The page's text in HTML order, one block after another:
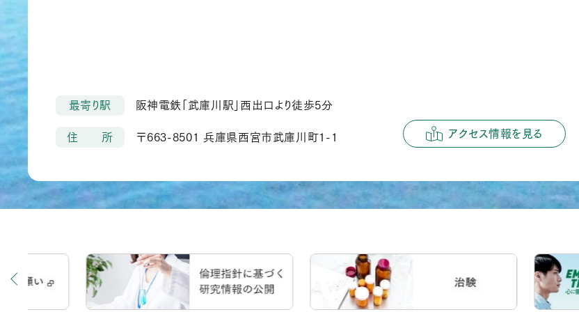
最寄り駅 阪神電鉄「武庫川駅」西出口より徒歩5分
住 所 〒663-8501 兵庫県西宮市武庫川町1-1 アクセス情報を見る